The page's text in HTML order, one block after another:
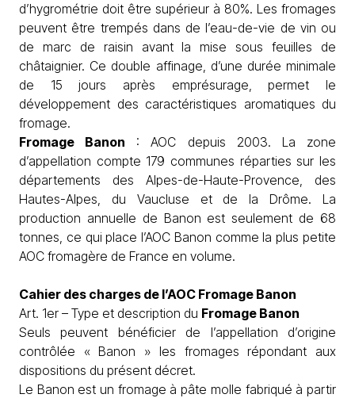
d’hygrométrie doit être supérieur à 80%. Les fromages
peuvent être trempés dans de l’eau-de-vie de vin ou
de marc de raisin avant la mise sous feuilles de
châtaignier. Ce double affinage, d’une durée minimale
de 15 jours après emprésurage, permet le
développement des caractéristiques aromatiques du
fromage.
Fromage Banon : AOC depuis 2003. La zone
d’appellation compte 179 communes réparties sur les
départements des Alpes-de-Haute-Provence, des
Hautes-Alpes, du Vaucluse et de la Drôme. La
production annuelle de Banon est seulement de 68
tonnes, ce qui place l’AOC Banon comme la plus petite
AOC fromagère de France en volume.
Cahier des charges de l’AOC Fromage Banon
Art. 1er – Type et description du Fromage Banon
Seuls peuvent bénéficier de l’appellation d’origine
contrôlée « Banon » les fromages répondant aux
dispositions du présent décret.
Le Banon est un fromage à pâte molle fabriqué à partir